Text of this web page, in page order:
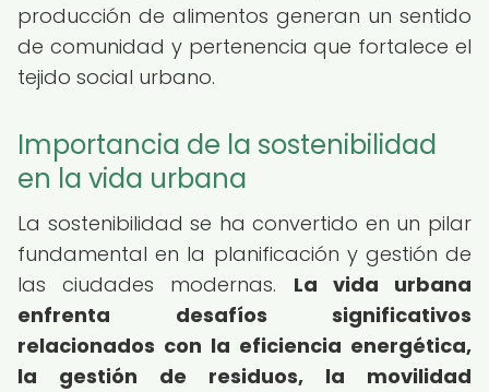
producción de alimentos generan un sentido
de comunidad y pertenencia que fortalece el
tejido social urbano.
Importancia de la sostenibilidad
en la vida urbana
La sostenibilidad se ha convertido en un pilar
fundamental en la planificación y gestión de
las ciudades modernas. La vida urbana
enfrenta desafíos significativos
relacionados con la eficiencia energética,
la gestión de residuos, la movilidad